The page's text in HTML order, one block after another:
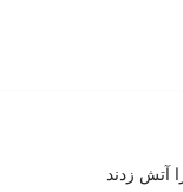
آتش زدند